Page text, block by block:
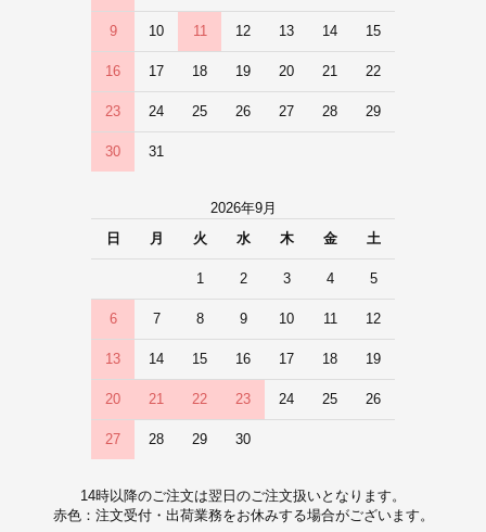
9 10 11 12 13 14 15
16 17 18 19 20 21 22
23 24 25 26 27 28 29
30 31
2026年9月
日
月 火 水 木 金 土
1 2 3 4 5
6 7 8 9 10 11 12
13 14 15 16 17 18 19
20 21 22 23 24 25 26
27 28 29 30
14時以降のご注文は翌日のご注文扱いとなります。
赤色：注文受付・出荷業務をお休みする場合がございます。